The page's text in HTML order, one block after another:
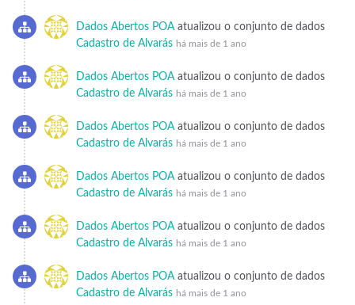
Dados Abertos POAatualizou o conjunto de dados
Cadastro de Alvarás há mais de 1 ano
Dados Abertos POAatualizou o conjunto de dados
Cadastro de Alvarás há mais de 1 ano
Dados Abertos POAatualizou o conjunto de dados
Cadastro de Alvarás há mais de 1 ano
Dados Abertos POAatualizou o conjunto de dados
Cadastro de Alvarás há mais de 1 ano
Dados Abertos POAatualizou o conjunto de dados
Cadastro de Alvarás há mais de 1 ano
Dados Abertos POAatualizou o conjunto de dados
Cadastro de Alvarás há mais de 1 ano